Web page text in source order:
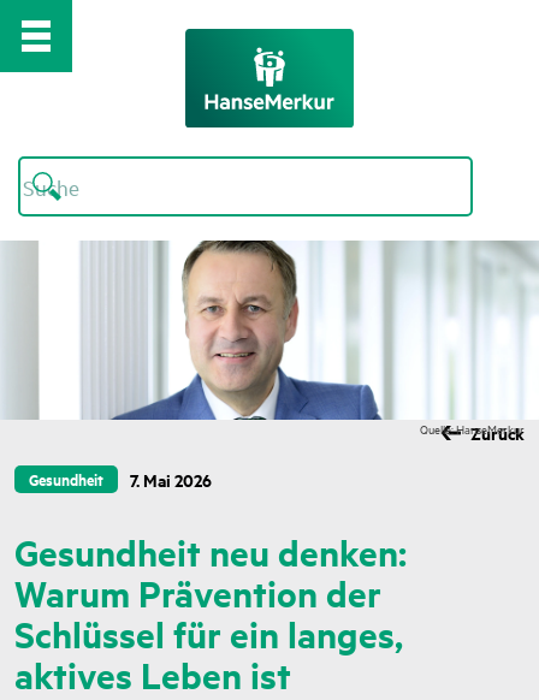
Quelle: HanseMerkur
Gesundheit 7. Mai 2026
Zurück
Gesundheit neu denken:
Warum Prävention der
Schlüssel für ein langes,
aktives Leben ist